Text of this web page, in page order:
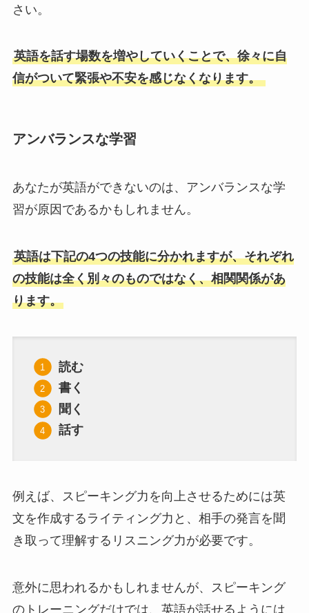
さい。
英語を話す場数を増やしていくことで、徐々に自
信がついて緊張や不安を感じなくなります。
アンバランスな学習
あなたが英語ができないのは、アンバランスな学
習が原因であるかもしれません。
英語は下記の4つの技能に分かれますが、それぞれ
の技能は全く別々のものではなく、相関関係があ
ります。
読む
書く
聞く
話す
例えば、スピーキング力を向上させるためには英
文を作成するライティング力と、相手の発言を聞
き取って理解するリスニング力が必要です。
意外に思われるかもしれませんが、スピーキング
のトレーニングだけでは、英語が話せるようには